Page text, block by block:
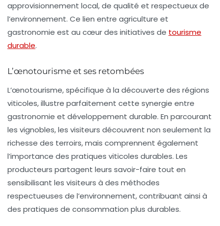
approvisionnement local, de qualité et respectueux de
l’environnement. Ce lien entre agriculture et
gastronomie est au cœur des initiatives de tourisme
durable.
L’œnotourisme et ses retombées
L’œnotourisme, spécifique à la découverte des régions
viticoles, illustre parfaitement cette synergie entre
gastronomie et développement durable. En parcourant
les vignobles, les visiteurs découvrent non seulement la
richesse des terroirs, mais comprennent également
l’importance des pratiques viticoles durables. Les
producteurs partagent leurs savoir-faire tout en
sensibilisant les visiteurs à des méthodes
respectueuses de l’environnement, contribuant ainsi à
des pratiques de consommation plus durables.